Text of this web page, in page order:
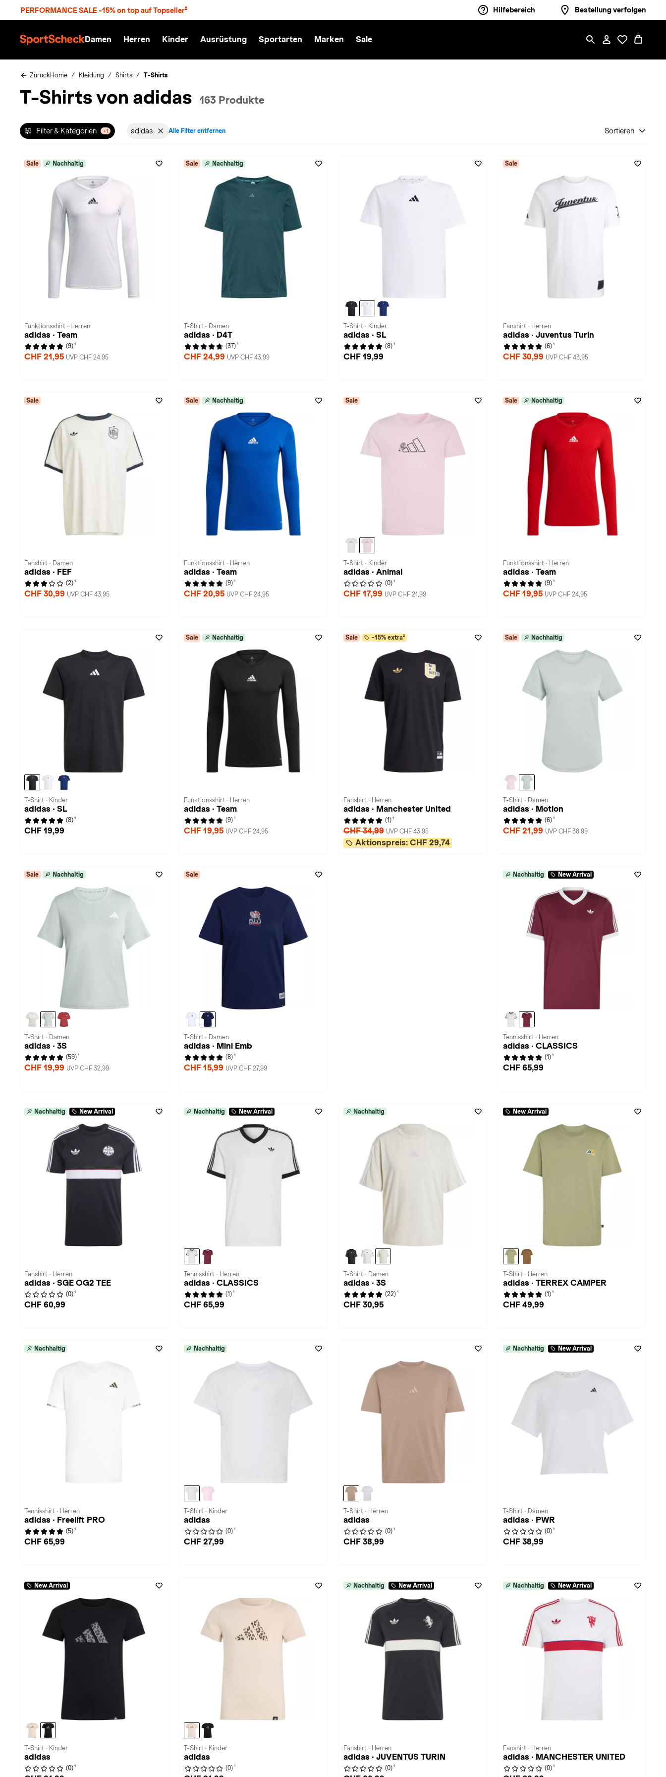
PERFORMANCE SALE -15% on top auf Topseller² Hilfebereich Bestellung verfolgen
S
c
k
Damen Herren Kinder Ausrüstung Sportarten Marken Sale
ZurückHome Kleidung Shirts T-Shirts
T-Shirts von adidas 163 Produkte
Filter & Kategorien +1 adidasFilter aktiv für Marke: adidas entfernen
Alle Filter entfernen Sortieren
Sale Nachhaltig
Funktionsshirt · Herren
adidas · Team
(9) 1
CHF 21,95 UVP CHF 24,95
Sale Nachhaltig
T-Shirt · Damen
adidas · D4T
(37) 1
CHF 24,99 UVP CHF 43,99
T-Shirt · Kinder
adidas · SL
(8) 1
CHF 19,99
Sale
Fanshirt · Herren
adidas · Juventus Turin
(6) 1
CHF 30,99 UVP CHF 43,95
Sale
Fanshirt · Damen
adidas · FEF
(2) 1
CHF 30,99 UVP CHF 43,95
Sale Nachhaltig
Funktionsshirt · Herren
adidas · Team
(9) 1
CHF 20,95 UVP CHF 24,95
Sale
T-Shirt · Kinder
adidas · Animal
(0) 1
CHF 17,99 UVP CHF 21,99
Sale Nachhaltig
Funktionsshirt · Herren
adidas · Team
(9) 1
CHF 19,95 UVP CHF 24,95
T-Shirt · Kinder
adidas · SL
(8) 1
CHF 19,99
Sale Nachhaltig
Funktionsshirt · Herren
adidas · Team
(9) 1
CHF 19,95 UVP CHF 24,95
Sale -15% extra²
Fanshirt · Herren
adidas · Manchester United
(1) 1
CHF 34,99 UVP CHF 43,95
Aktionspreis: CHF 29,74
Sale Nachhaltig
T-Shirt · Damen
adidas · Motion
(6) 1
CHF 21,99 UVP CHF 38,99
Sale Nachhaltig
T-Shirt · Damen
adidas · 3S
(59) 1
CHF 19,99 UVP CHF 32,99
Sale
T-Shirt · Damen
adidas · Mini Emb
(8) 1
CHF 15,99 UVP CHF 27,99
Nachhaltig New Arrival
Tennisshirt · Herren
adidas · CLASSICS
(1) 1
CHF 65,99
Nachhaltig New Arrival
Fanshirt · Herren
adidas · SGE OG2 TEE
(0) 1
CHF 60,99
Nachhaltig New Arrival
Tennisshirt · Herren
adidas · CLASSICS
(1) 1
CHF 65,99
Nachhaltig
T-Shirt · Damen
adidas · 3S
(22) 1
CHF 30,95
New Arrival
T-Shirt · Herren
adidas · TERREX CAMPER
(1) 1
CHF 49,99
Nachhaltig
Tennisshirt · Herren
adidas · Freelift PRO
(5) 1
CHF 65,99
Nachhaltig
T-Shirt · Kinder
adidas
(0) 1
CHF 27,99
T-Shirt · Herren
adidas
(0) 1
CHF 38,99
Nachhaltig New Arrival
T-Shirt · Damen
adidas · PWR
(0) 1
CHF 38,99
New Arrival
T-Shirt · Kinder
adidas
(0) 1
T-Shirt · Kinder
adidas
(0) 1
Nachhaltig New Arrival
Fanshirt · Herren
adidas · JUVENTUS TURIN
(0) 1
Nachhaltig New Arrival
Fanshirt · Herren
adidas · MANCHESTER UNITED
(0) 1